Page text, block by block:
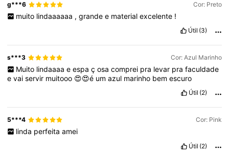
g***6 Cor: Preto
muito lindaaaaaa , grande e material excelente !
Útil (3)
s***3 Cor: Azul Marinho
Muito lindaaaa e espa ç osa comprei pra levar pra faculdade
evaiservir muitooo 😍😍é umazul marinho bemescuro
Útil (2)
5***4 Cor: Pink
linda perfeita amei
Útil (2)